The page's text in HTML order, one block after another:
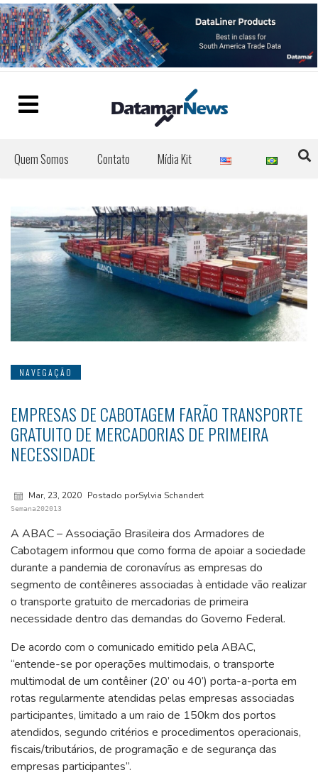
Quem Somos Contato Mídia Kit
NAVEGAÇÃO
EMPRESAS DE CABOTAGEM FARÃO TRANSPORTE
GRATUITO DE MERCADORIAS DE PRIMEIRA
NECESSIDADE
Mar, 23, 2020 Postado porSylvia Schandert
Semana202013
A ABAC – Associação Brasileira dos Armadores de
Cabotagem informou que como forma de apoiar a sociedade
durante a pandemia de coronavírus as empresas do
segmento de contêineres associadas à entidade vão realizar
o transporte gratuito de mercadorias de primeira
necessidade dentro das demandas do Governo Federal.
De acordo com o comunicado emitido pela ABAC,
“entende-se por operações multimodais, o transporte
multimodal de um contêiner (20’ ou 40’) porta-a-porta em
rotas regularmente atendidas pelas empresas associadas
participantes, limitado a um raio de 150km dos portos
atendidos, segundo critérios e procedimentos operacionais,
fiscais/tributários, de programação e de segurança das
empresas participantes”.